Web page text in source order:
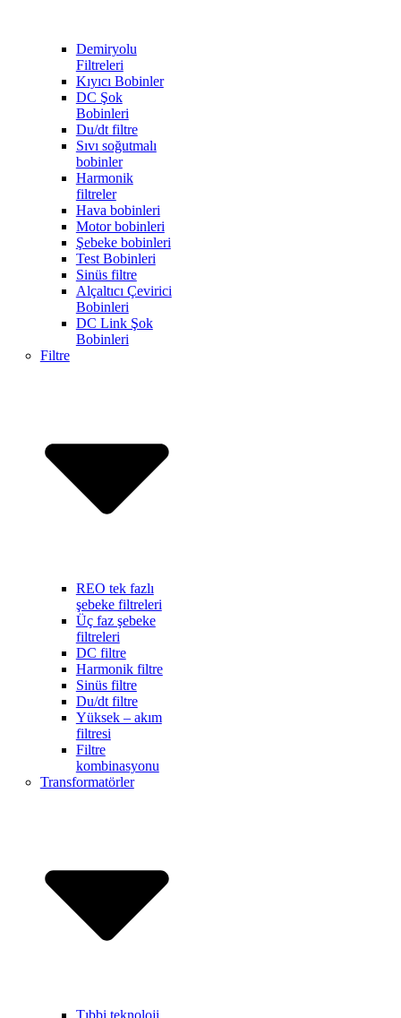
Demiryolu
Filtreleri
Kıyıcı Bobinler
DC Şok
Bobinleri
Du/dt filtre
Sıvı soğutmalı
bobinler
Harmonik
filtreler
Hava bobinleri
Motor bobinleri
Şebeke bobinleri
Test Bobinleri
Sinüs filtre
Alçaltıcı Çevirici
Bobinleri
DC Link Şok
Bobinleri
Filtre
REO tek fazlı
şebeke filtreleri
Üç faz şebeke
filtreleri
DC filtre
Harmonik filtre
Sinüs filtre
Du/dt filtre
Yüksek – akım
filtresi
Filtre
kombinasyonu
Transformatörler